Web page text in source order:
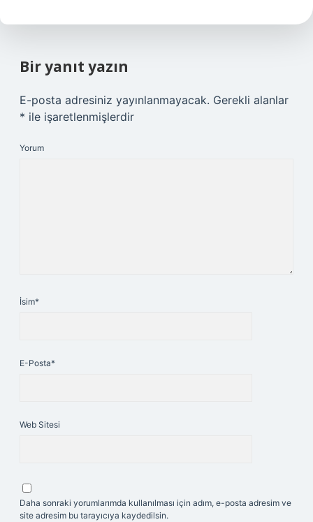
Bir yanıt yazın
E-posta adresiniz yayınlanmayacak. Gerekli alanlar
* ile işaretlenmişlerdir
Yorum
İsim*
E-Posta*
Web Sitesi
Daha sonraki yorumlarımda kullanılması için adım, e-posta adresim ve
site adresim bu tarayıcıya kaydedilsin.